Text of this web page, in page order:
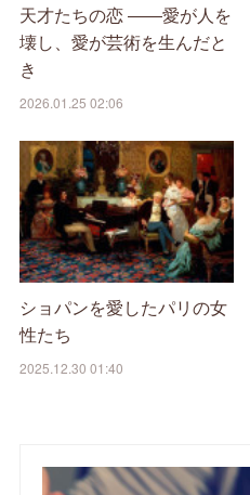
天才たちの恋 ――愛が人を
壊し、愛が芸術を生んだと
き
2026.01.25 02:06
ショパンを愛したパリの女
性たち
2025.12.30 01:40